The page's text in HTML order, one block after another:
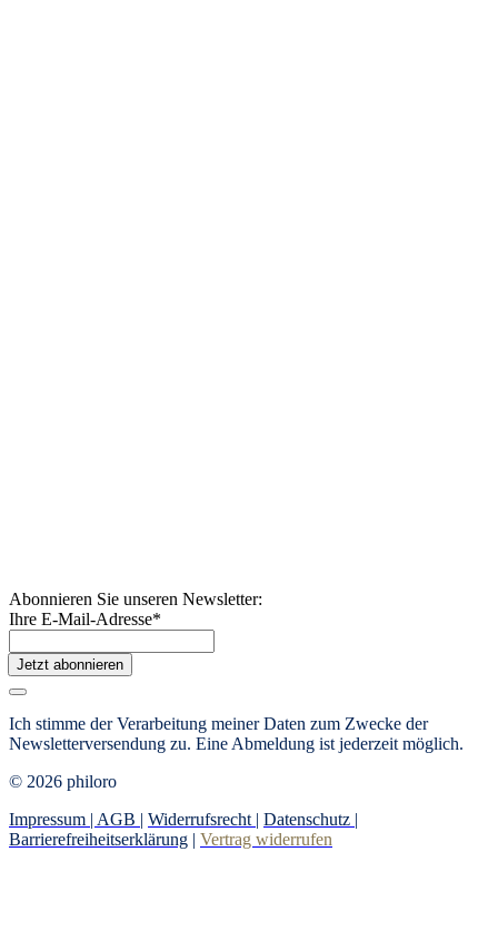
Abonnieren Sie unseren Newsletter:
Ihre E-Mail-Adresse*
Jetzt abonnieren
Ich stimme der Verarbeitung meiner Daten zum Zwecke der
Newsletterversendung zu. Eine Abmeldung ist jederzeit möglich.
© 2026 philoro
Impressum | AGB | Widerrufsrecht | Datenschutz |
Barrierefreiheitserklärung | Vertrag widerrufen